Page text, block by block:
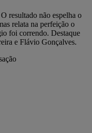
resultado não espelha o
relata na perfeição o
foi correndo. Destaque
e Flávio Gonçalves.